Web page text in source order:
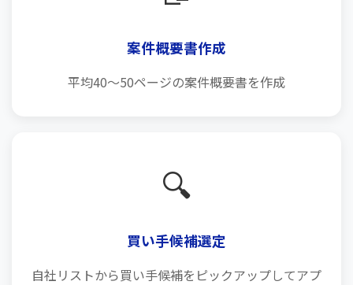
案件概要書作成
平均40～50ページの案件概要書を作成
🔍
買い手候補選定
自社リストから買い手候補をピックアップしてアプ